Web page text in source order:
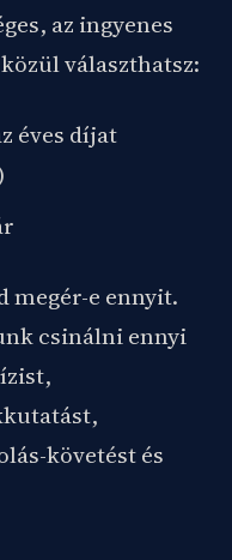
az ingyenes
választhatsz:
éves díjat
megér-e ennyit.
csinálni ennyi
követést és